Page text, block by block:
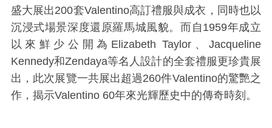
盛大展出200套Valentino高訂禮服與成衣，同時也以
沉浸式場景深度還原羅馬城風貌。而自1959年成立
以來鮮少公開為Elizabeth Taylor、Jacqueline
Kennedy和Zendaya等名人設計的全套禮服更珍貴展
出，此次展覽一共展出超過260件Valentino的驚艷之
作，揭示Valentino 60年來光輝歷史中的傳奇時刻。